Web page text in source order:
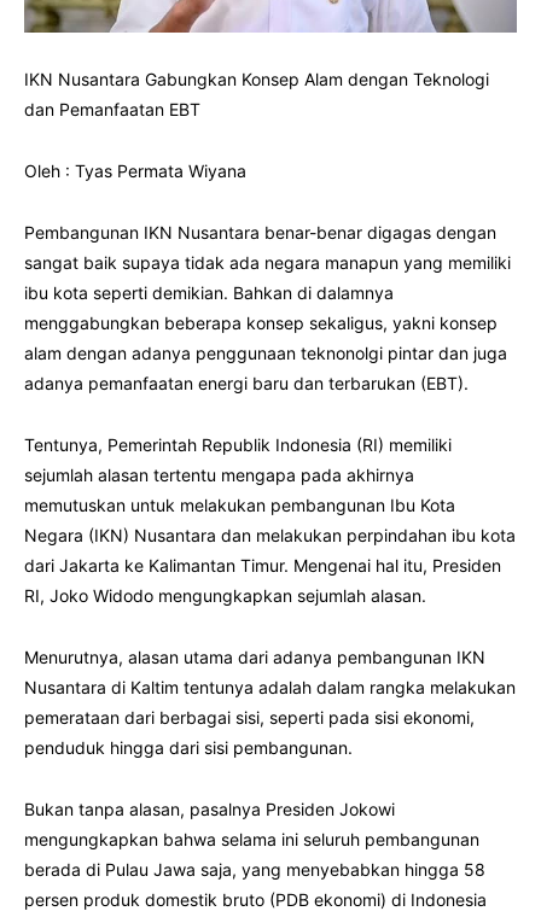
IKN Nusantara Gabungkan Konsep Alam dengan Teknologi
dan Pemanfaatan EBT
Oleh : Tyas Permata Wiyana
Pembangunan IKN Nusantara benar-benar digagas dengan
sangat baik supaya tidak ada negara manapun yang memiliki
ibu kota seperti demikian. Bahkan di dalamnya
menggabungkan beberapa konsep sekaligus, yakni konsep
alam dengan adanya penggunaan teknonolgi pintar dan juga
adanya pemanfaatan energi baru dan terbarukan (EBT).
Tentunya, Pemerintah Republik Indonesia (RI) memiliki
sejumlah alasan tertentu mengapa pada akhirnya
memutuskan untuk melakukan pembangunan Ibu Kota
Negara (IKN) Nusantara dan melakukan perpindahan ibu kota
dari Jakarta ke Kalimantan Timur. Mengenai hal itu, Presiden
RI, Joko Widodo mengungkapkan sejumlah alasan.
Menurutnya, alasan utama dari adanya pembangunan IKN
Nusantara di Kaltim tentunya adalah dalam rangka melakukan
pemerataan dari berbagai sisi, seperti pada sisi ekonomi,
penduduk hingga dari sisi pembangunan.
Bukan tanpa alasan, pasalnya Presiden Jokowi
mengungkapkan bahwa selama ini seluruh pembangunan
berada di Pulau Jawa saja, yang menyebabkan hingga 58
persen produk domestik bruto (PDB ekonomi) di Indonesia